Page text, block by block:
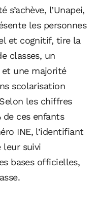
s’achève, l’Unapei,
les personnes
et cognitif, tire la
classes, un
une majorité
scolarisation
les chiffres
ces enfants
INE, l’identifiant
leur suivi
bases officielles,